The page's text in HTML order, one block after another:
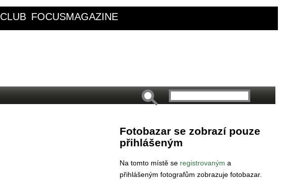
FOCUSMAGAZINE
Fotobazar se zobrazí pouze
přihlášeným
Na tomto místě se registrovaným a
přihlášeným fotografům zobrazuje fotobazar.